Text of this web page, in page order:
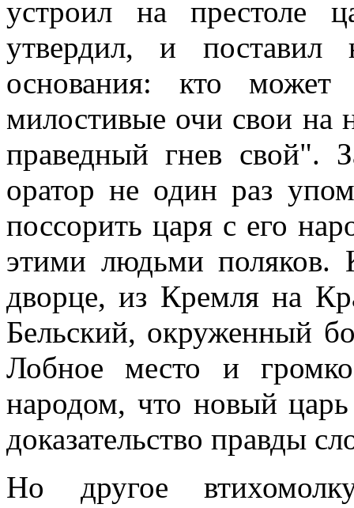
устроил на престоле
утвердил, и
основания: кто может
милостивые очи свои на
праведный гнев свой".
оратор не один раз
поссорить царя с его
этими людьми
дворце, из Кремля на
Бельский, окруженный
Лобное место и громко
народом, что новый
доказательство правды
Но другое втихомолку